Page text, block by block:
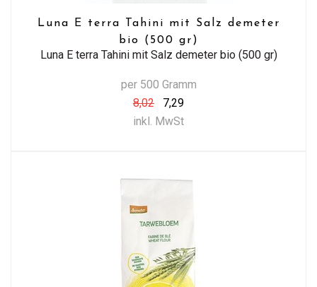
Luna E terra Tahini mit Salz demeter
bio (500 gr)
Luna E terra Tahini mit Salz demeter bio (500 gr)
per 500 Gramm
8,02
7,29
inkl. MwSt